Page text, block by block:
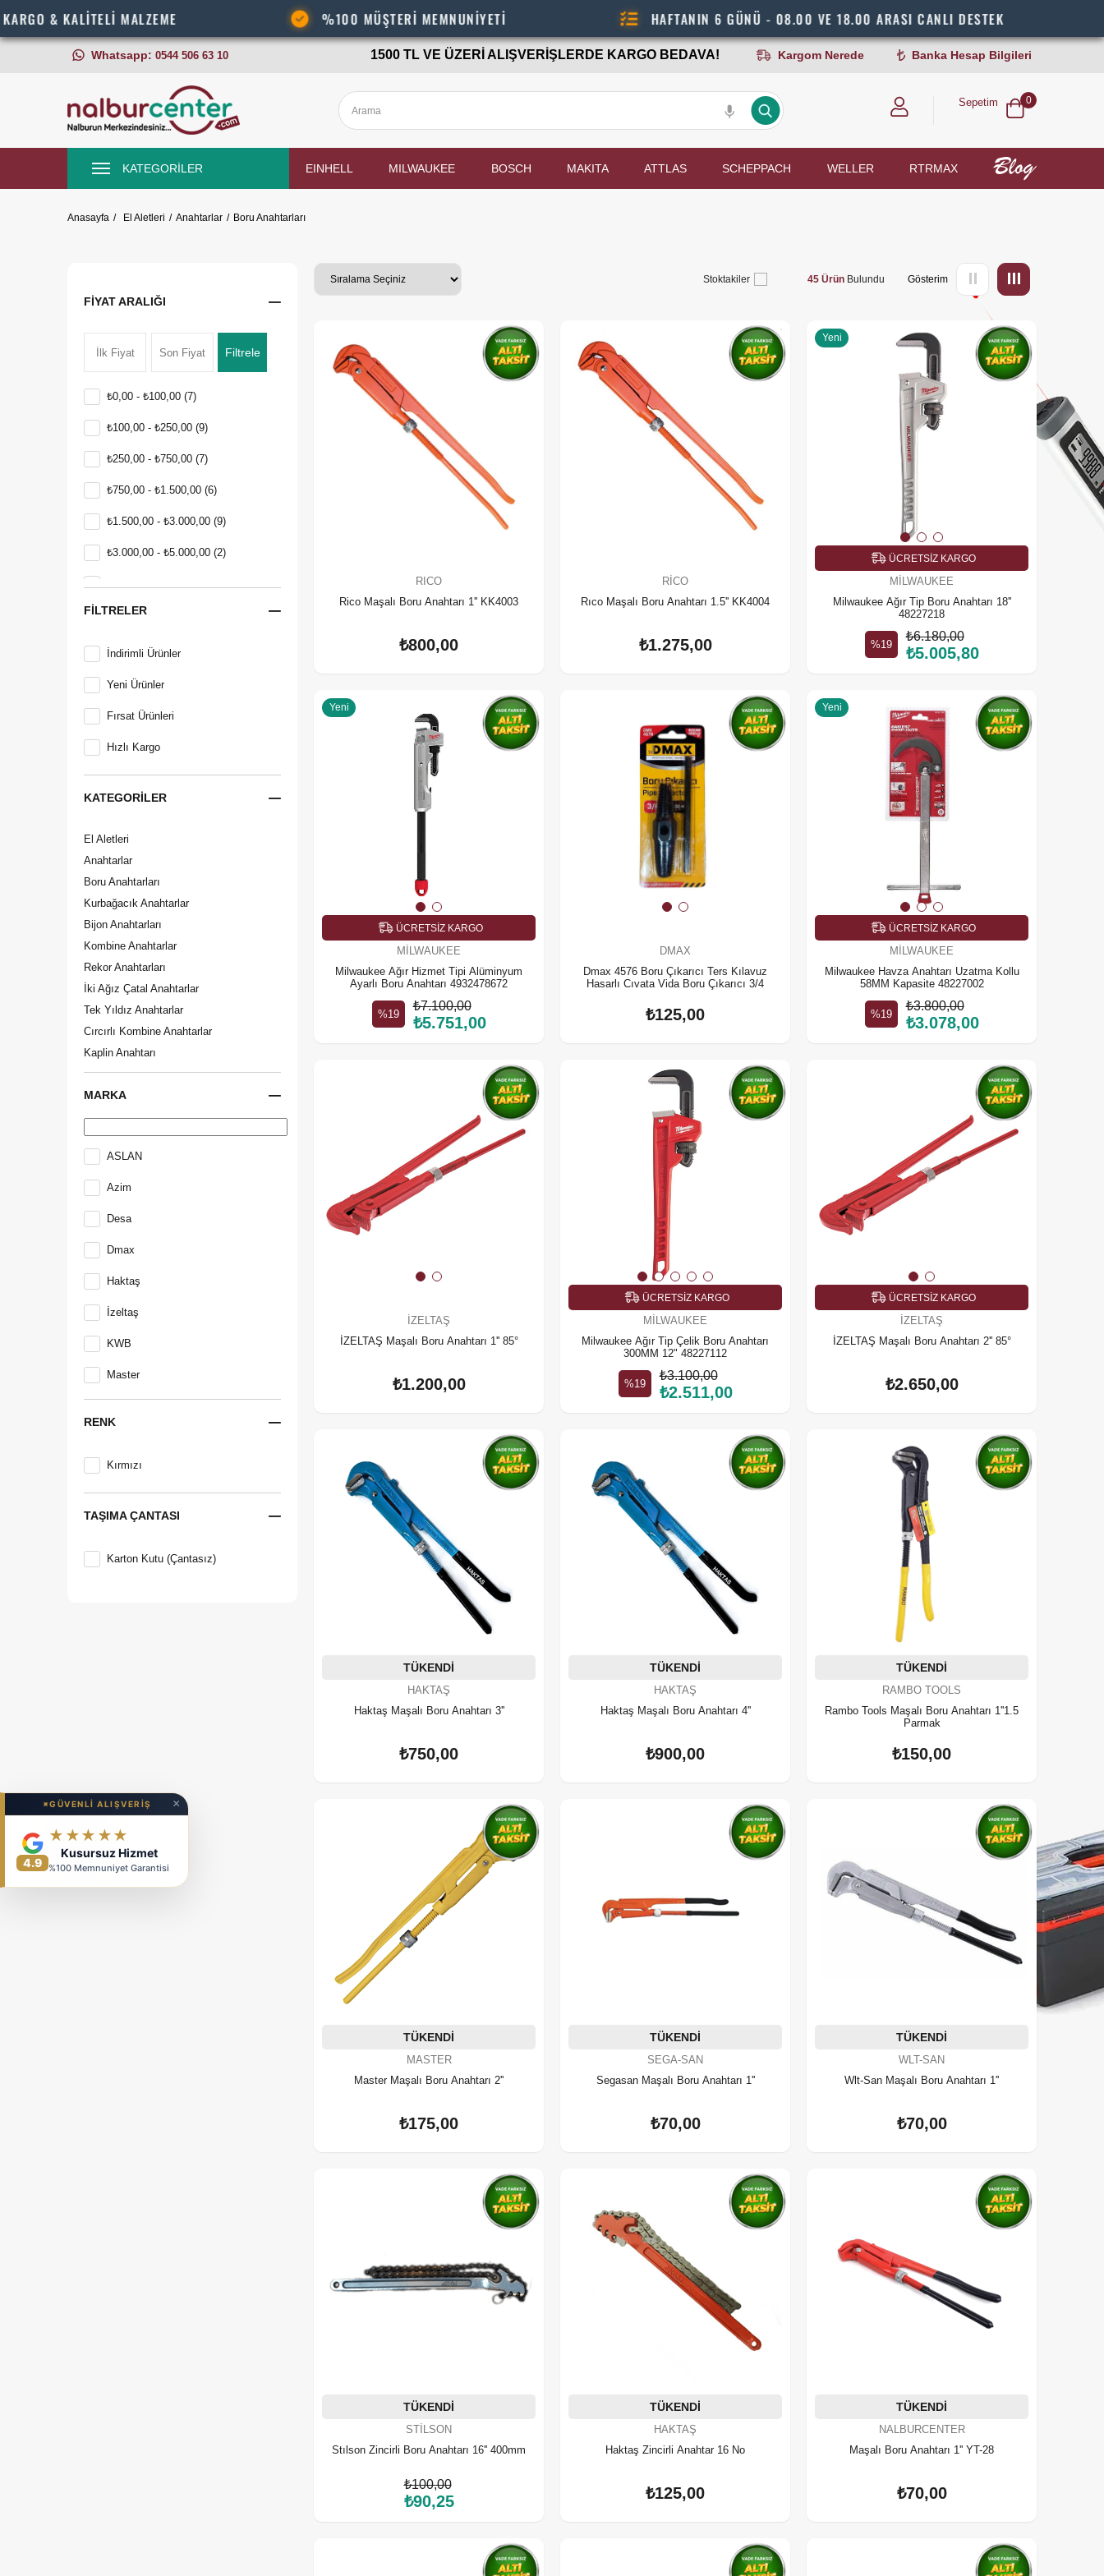
MALZEME %100 MÜŞTERİ MEMNUNİYETİ HAFTANIN 6 GÜNÜ - 08.00 VE 18.00 ARASI CANLI DESTEK
Whatsapp: 0544 506 63 10 1500 TL VE ÜZERİ ALIŞVERİŞLERDE KARGO BEDAVA! Kargom Nerede Banka Hesap Bilgileri
×
✦GÜVENLİ ALIŞVERİŞ
4.9
★★★★★
Kusursuz Hizmet
%100 Memnuniyet Garantisi
Sepetim 0
KATEGORİLER EINHELL MILWAUKEE BOSCH MAKITA ATTLAS SCHEPPACH WELLER RTRMAX
Anasayfa El Aletleri Anahtarlar Boru Anahtarları
FIYAT ARALIĞI
Filtrele
₺0,00 - ₺100,00 (7)
₺100,00 - ₺250,00 (9)
₺250,00 - ₺750,00 (7)
₺750,00 - ₺1.500,00 (6)
₺1.500,00 - ₺3.000,00 (9)
₺3.000,00 - ₺5.000,00 (2)
FILTRELER
İndirimli Ürünler
Yeni Ürünler
Fırsat Ürünleri
Hızlı Kargo
KATEGORILER
El Aletleri
Anahtarlar
Boru Anahtarları
Kurbağacık Anahtarlar
Bijon Anahtarları
Kombine Anahtarlar
Rekor Anahtarları
İki Ağız Çatal Anahtarlar
Tek Yıldız Anahtarlar
Cırcırlı Kombine Anahtarlar
Kaplin Anahtarı
MARKA
ASLAN
Azim
Desa
Dmax
Haktaş
İzeltaş
KWB
Master
Nalburcenter
RICO
RENK
Kırmızı
TAŞIMA ÇANTASI
Karton Kutu (Çantasız)
Stoktakiler 45 Ürün
RICO
Rico Maşalı Boru Anahtarı 1'' KK4003
₺800,00
RICO
Rıco Maşalı Boru Anahtarı 1.5'' KK4004
₺1.275,00
Yeni
ÜCRETSIZ KARGO
MILWAUKEE
Milwaukee Ağır Tip Boru Anahtarı 18''
48227218
%19 ₺5.005,80
₺6.180,00
Yeni
ÜCRETSIZ KARGO
MILWAUKEE
Milwaukee Ağır Hizmet Tipi Alüminyum
Ayarlı Boru Anahtarı 4932478672
%19 ₺5.751,00
₺7.100,00
DMAX
Dmax 4576 Boru Çıkarıcı Ters Kılavuz
Hasarlı Cıvata Vida Boru Çıkarıcı 3/4
₺125,00
Yeni
ÜCRETSIZ KARGO
MILWAUKEE
Milwaukee Havza Anahtarı Uzatma Kollu
58MM Kapasite 48227002
%19 ₺3.078,00
₺3.800,00
İZELTAŞ
İZELTAŞ Maşalı Boru Anahtarı 1'' 85°
₺1.200,00
ÜCRETSIZ KARGO
MILWAUKEE
Milwaukee Ağır Tip Çelik Boru Anahtarı
300MM 12" 48227112
%19 ₺2.511,00
₺3.100,00
ÜCRETSIZ KARGO
İZELTAŞ
İZELTAŞ Maşalı Boru Anahtarı 2'' 85°
₺2.650,00
TÜKENDI
HAKTAŞ
Haktaş Maşalı Boru Anahtarı 3''
₺750,00
TÜKENDI
HAKTAŞ
Haktaş Maşalı Boru Anahtarı 4''
₺900,00
TÜKENDI
RAMBO TOOLS
Rambo Tools Maşalı Boru Anahtarı 1''1.5
Parmak
₺150,00
TÜKENDI
MASTER
Master Maşalı Boru Anahtarı 2''
₺175,00
TÜKENDI
SEGA-SAN
Segasan Maşalı Boru Anahtarı 1''
₺70,00
TÜKENDI
WLT-SAN
Wlt-San Maşalı Boru Anahtarı 1''
₺70,00
TÜKENDI
STILSON
Stılson Zincirli Boru Anahtarı 16'' 400mm
₺90,25
₺100,00
TÜKENDI
HAKTAŞ
Haktaş Zincirli Anahtar 16 No
₺125,00
TÜKENDI
NALBURCENTER
Maşalı Boru Anahtarı 1'' YT-28
₺70,00